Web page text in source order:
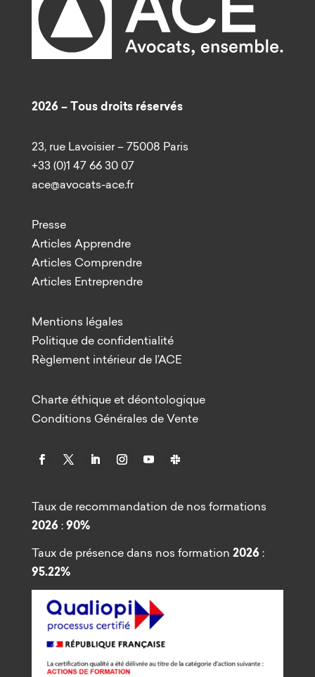
2026 – Tous droits réservés
23, rue Lavoisier – 75008 Paris
+33 (0)1 47 66 30 07
ace@avocats-ace.fr
Presse
Articles Apprendre
Articles Comprendre
Articles Entreprendre
Mentions légales
Politique de confidentialité
Règlement intérieur de l’ACE
Charte éthique et déontologique
Conditions Générales de Vente
Taux de recommandation de nos formations
2026 :90%
Taux de présence dans nos formation 2026 :
95.22%